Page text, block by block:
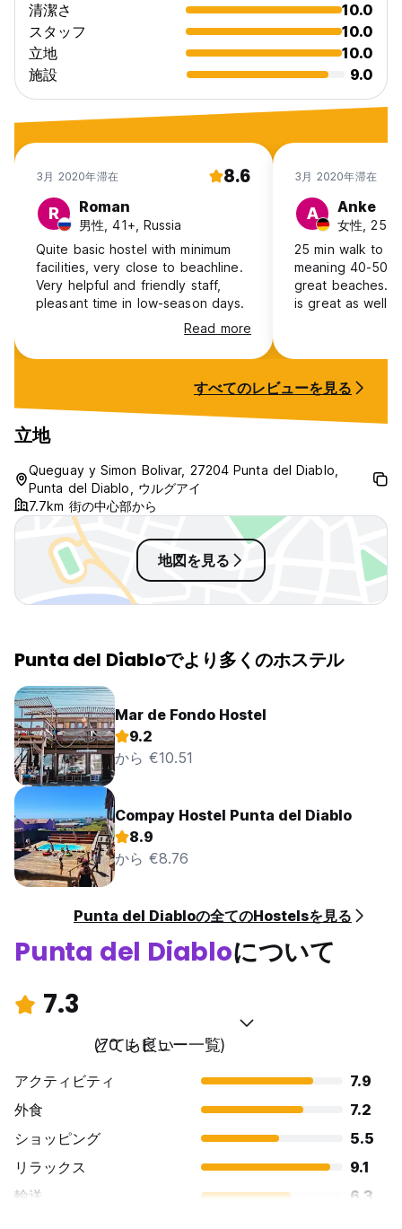
There is no capacity for extra beds in the room.
清潔さ
10.0
スタッフ
10.0
立地
10.0
施設
9.0
3月 2020年滞在 8.6
R Roman
男性, 41+, Russia
Quite basic hostel with minimum
facilities, very close to beachline.
Very helpful and friendly staff,
pleasant time in low-season days.
Read more
3月 2020年滞在
A Anke
女性, 25-
25 min walk to
meaning 40-50
great beaches.
is great as well.
すべてのレビューを見る
立地
Queguay y Simon Bolivar, 27204 Punta del Diablo,
Punta del Diablo, ウルグアイ
7.7km 街の中心部から
地図を見る
Punta del Diabloでより多くのホステル
Mar de Fondo Hostel
9.2
から €10.51
Compay Hostel Punta del Diablo
8.9
から €8.76
Punta del Diabloの全てのHostelsを見る
Punta del Diabloについて
7.3
とても良い
(70 レビュー一覧)
アクティビティ
7.9
外食
7.2
ショッピング
5.5
リラックス
9.1
輸送
6.3